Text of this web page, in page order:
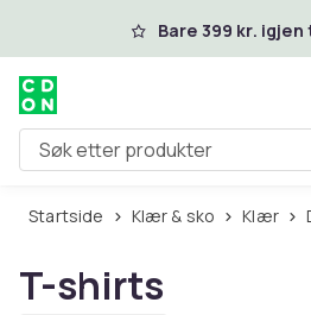
Hopp til hovedinnhold
Bare 399 kr.
Søk etter produkter
Startside Klær & sko Klær
T-shirts